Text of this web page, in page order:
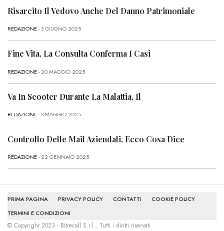
Risarcito Il Vedovo Anche Del Danno Patrimoniale
REDAZIONE- 3 GIUGNO 2025
Fine Vita, La Consulta Conferma I Casi
REDAZIONE- 20 MAGGIO 2025
Va In Scooter Durante La Malattia, Il
REDAZIONE- 3 MAGGIO 2025
Controllo Delle Mail Aziendali, Ecco Cosa Dice
REDAZIONE- 22 GENNAIO 2025
PRIMA PAGINA PRIVACY POLICY CONTATTI
COOKIE POLICY
TERMINI E CONDIZIONI
© Copyright 2023 - Bitrecall S.r.l.. Tutti i diritti riservati